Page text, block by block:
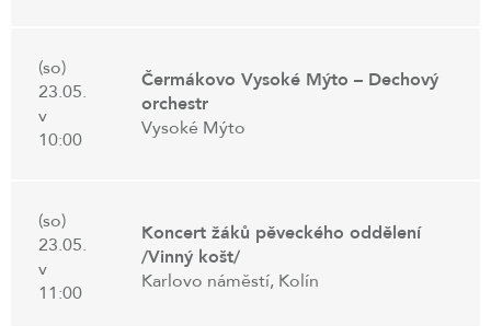
(so)
23.05.
v
10:00
Čermákovo Vysoké Mýto – Dechový
orchestr
Vysoké Mýto
(so)
23.05.
v
11:00
Koncert žáků pěveckého oddělení
/Vinný košt/
Karlovo náměstí, Kolín